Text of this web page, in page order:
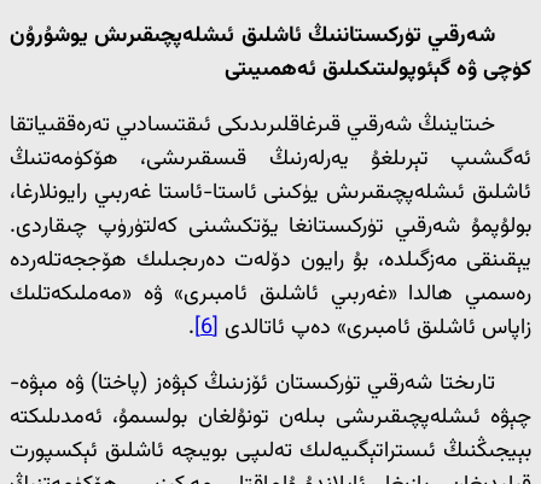
شەرقىي تۈركىستاننىڭ ئاشلىق ئىشلەپچىقىرىش يوشۇرۇن
كۈچى ۋە گېئوپولىتىكىلىق ئەھمىيىتى
خىتاينىڭ شەرقىي قىرغاقلىرىدىكى ئىقتىسادىي تەرەققىياتقا
ئەگىشىپ تېرىلغۇ يەرلەرنىڭ قىسقىرىشى، ھۆكۈمەتنىڭ
ئاشلىق ئىشلەپچىقىرىش يۈكىنى ئاستا-ئاستا غەربىي رايونلارغا،
بولۇپمۇ شەرقىي تۈركىستانغا يۆتكىشىنى كەلتۈرۈپ چىقاردى.
يېقىنقى مەزگىلدە، بۇ رايون دۆلەت دەرىجىلىك ھۆججەتلەردە
رەسمىي ھالدا «غەربىي ئاشلىق ئامبىرى» ۋە «مەملىكەتلىك
زاپاس ئاشلىق ئامبىرى» دەپ ئاتالدى [6]
.
تارىختا شەرقىي تۈركىستان ئۆزىنىڭ كېۋەز (پاختا) ۋە مېۋە-
چېۋە ئىشلەپچىقىرىشى بىلەن تونۇلغان بولسىمۇ، ئەمدىلىكتە
بېيجىڭنىڭ ئىستراتېگىيەلىك تەلىپى بويىچە ئاشلىق ئېكسپورت